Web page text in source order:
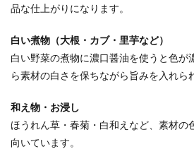
品な仕上がりになります。
白い煮物（大根・カブ・里芋など）
白い野菜の煮物に濃口醤油を使うと色が
ら素材の白さを保ちながら旨みを入れら
和え物・お浸し
ほうれん草・春菊・白和えなど、素材の
向いています。